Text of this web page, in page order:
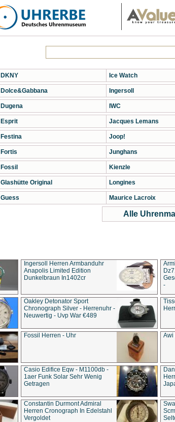
DKNY
Dolce&Gabbana
Dugena
Esprit
Festina
Fortis
Fossil
Glashütte Original
Guess
Ice Watch
Ingersoll
IWC
Jacques Lemans
Joop!
Junghans
Kienzle
Longines
Maurice Lacroix
Alle
Ingersoll Herren Armbanduhr
Anapolis Limited Edition
Dunkelbraun In1402cr
-
Oakley Detonator Sport
Chronograph Silver - Herrenuhr -
Neuwertig - Uvp War €489
Fossil Herren - Uhr Awi
Casio Edifice Eqw - M1100db -
1aer Funk Solar Sehr Wenig
Getragen
Constantin Durmont Admiral
Herren Cronograph In Edelstahl
Vergoldet